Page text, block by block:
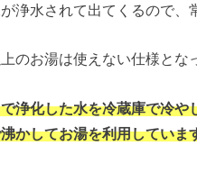
浄水されて出てくるので、
のお湯は使えない仕様とな
浄化した水を冷蔵庫で冷
かしてお湯を利用していま